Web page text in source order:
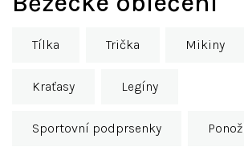
košík
Tílka Trička Mikiny
Kraťasy Legíny
Sportovní podprsenky